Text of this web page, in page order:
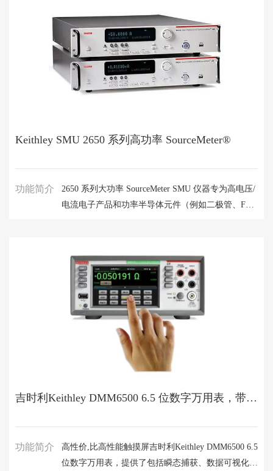
Keithley SMU 2650 系列高功率 SourceMeter®
功能简介
2650 系列大功率 SourceMeter SMU 仪器专为高电压/
电流电子产品和功率半导体元件（例如二极管、FET
精度、速度、灵活性、易用性，可提高研发、生产测
试和可靠性环境中的效率。 两种仪器可以提供高达
3000V 或高达 2000W 的脉冲电流功率。
吉时利Keithley DMM6500 6.5 位数字万用表，带图形触摸屏
功能简介
高性价,比高性能触摸屏吉时利Keithley DMM6500 6.5
位数字万用表，提供了包括瞬态捕获、数据可视化和